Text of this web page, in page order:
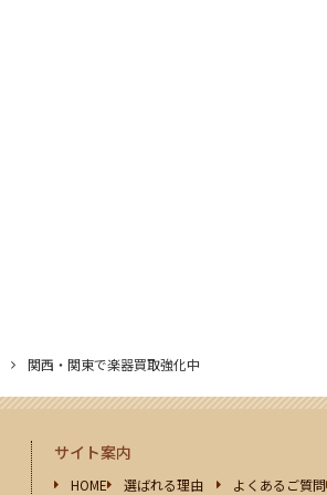
関西・関東で楽器買取強化中
サイト案内
HOME 選ばれる理由 よくあるご質問